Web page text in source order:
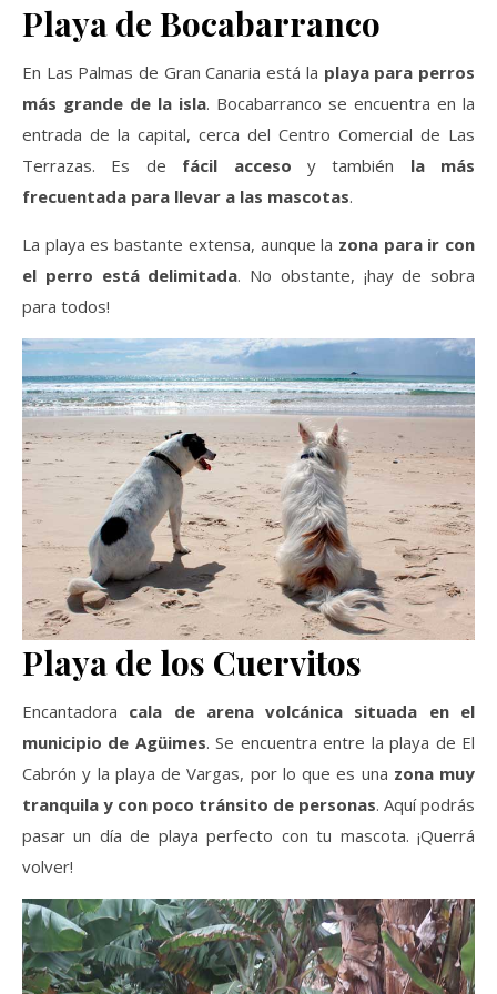
Playa de Bocabarranco
En Las Palmas de Gran Canaria está la playa para perros
más grande de la isla. Bocabarranco se encuentra en la
entrada de la capital, cerca del Centro Comercial de Las
Terrazas. Es de fácil acceso y también la más
frecuentada para llevar a las mascotas.
La playa es bastante extensa, aunque la zona para ir con
el perro está delimitada. No obstante, ¡hay de sobra
para todos!
Playa de los Cuervitos
Encantadora cala de arena volcánica situada en el
municipio de Agüimes. Se encuentra entre la playa de El
Cabrón y la playa de Vargas, por lo que es una zona muy
tranquila y con poco tránsito de personas. Aquí podrás
pasar un día de playa perfecto con tu mascota. ¡Querrá
volver!